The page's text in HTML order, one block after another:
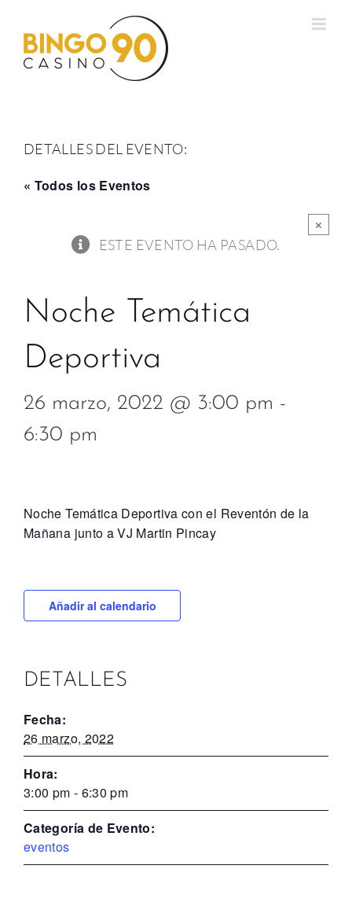
contenido
DETALLES DEL EVENTO:
« Todos los Eventos
×
ESTE EVENTO HA PASADO.
Noche Temática
Deportiva
26 marzo, 2022 @ 3:00 pm -
6:30 pm
Noche Temática Deportiva con el Reventón de la
Mañana junto a VJ Martin Pincay
Añadir al calendario
DETALLES
Fecha:
26 marzo, 2022
Hora:
3:00 pm - 6:30 pm
Categoría de Evento:
eventos